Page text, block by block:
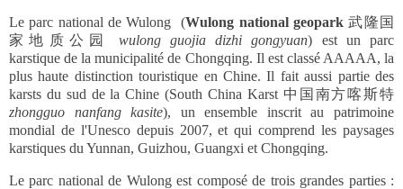
Le parc national de Wulong (Wulong national geopark武隆国
家地质公园 wulong guojia dizhi gongyuan) est un parc
karstique de la municipalité de Chongqing. Il est classé AAAAA, la
plus haute distinction touristique en Chine. Il fait aussi partie des
karsts du sud de la Chine (South China Karst 中国南方喀斯特
zhongguo nanfang kasite), un ensemble inscrit au patrimoine
mondial de l'Unesco depuis 2007, et qui comprend les paysages
karstiques du Yunnan, Guizhou, Guangxi et Chongqing.
Le parc national de Wulong est composé de trois grandes parties :